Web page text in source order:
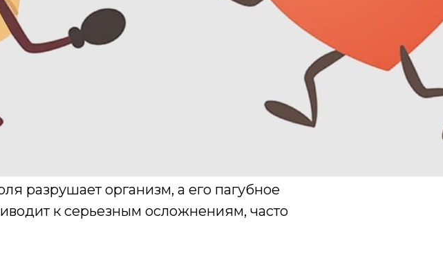
разрушает организм, а его пагубное
к серьезным осложнениям, часто